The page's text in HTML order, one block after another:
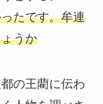
たです。牟連
うか
の王藺に伝わ